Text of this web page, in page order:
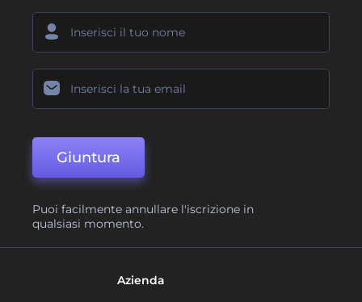
Giuntura
Puoi facilmente annullare l'iscrizione in
qualsiasi momento.
Azienda